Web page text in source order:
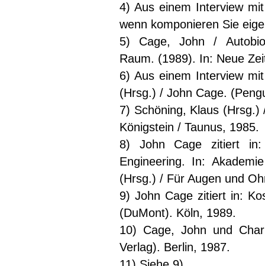
4) Aus einem Interview
wenn komponieren Sie
5) Cage, John /
Raum. (1989). In: Neue
6) Aus einem Interview
(Hrsg.) / John Cage.
7) Schöning, Klaus
Königstein / Taunus, 1985.
8) John Cage zitiert
Engineering. In:
(Hrsg.) / Für Augen und
9) John Cage zitiert in:
(DuMont). Köln, 1989.
10) Cage, John und
Verlag). Berlin, 1987.